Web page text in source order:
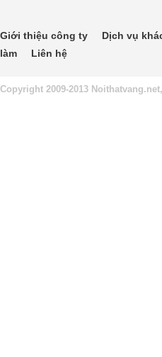
Giới thiệu công ty Dịch vụ
làm
Liên hệ
Copyright 2009-2013